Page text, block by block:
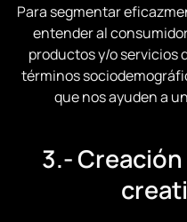
Para segmentar
entender al
productos y/o servicios
términos
que nos ayuden a
3.-